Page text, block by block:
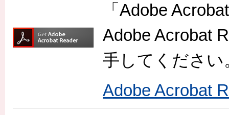
「Adobe
Adobe Acrobat
手してください
Adobe Acrobat